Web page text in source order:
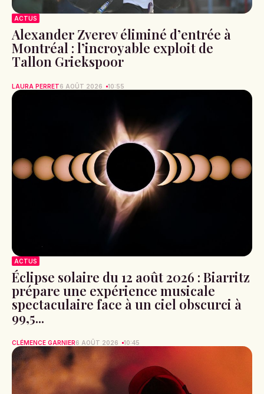
ACTUS
Alexander Zverev éliminé d’entrée à
Montréal : l’incroyable exploit de
Tallon Griekspoor
LAURA PERRET6 AOÛT 2026 10:55
ACTUS
Éclipse solaire du 12 août 2026 : Biarritz
prépare une expérience musicale
spectaculaire face à un ciel obscurci à
99,5...
CLÉMENCE GARNIER6 AOÛT 2026 10:45